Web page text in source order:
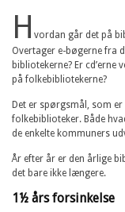
H vordan går det på
Overtager e-bøgerne fra
bibliotekerne? Er cd’erne
på folkebibliotekerne?
Det er spørgsmål, som
folkebiblioteker. Både
de enkelte kommuners
År efter år er den årlige
det bare ikke længere.
1½ års forsinkelse